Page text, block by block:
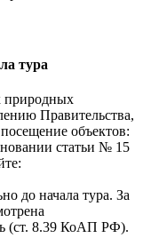
тура
природных
Правительства,
объектов:
статьи № 15
до начала тура. За
(ст. 8.39 КоАП РФ).